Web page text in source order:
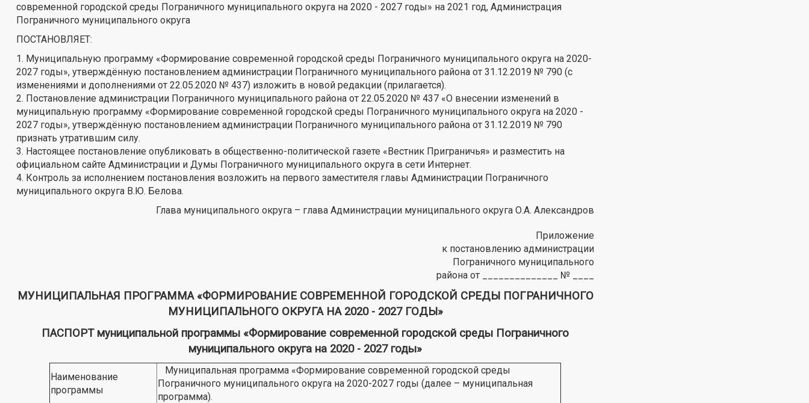
современной городской среды Пограничного муниципального округа на 2020 - 2027 годы» на 2021 год, Администрация
Пограничного муниципального округа
ПОСТАНОВЛЯЕТ:
1. Муниципальную программу «Формирование современной городской среды Пограничного муниципального округа на 2020-
2027 годы», утверждённую постановлением администрации Пограничного муниципального района от 31.12.2019 № 790 (с
изменениями и дополнениями от 22.05.2020 № 437) изложить в новой редакции (прилагается).
2. Постановление администрации Пограничного муниципального района от 22.05.2020 № 437 «О внесении изменений в
муниципальную программу «Формирование современной городской среды Пограничного муниципального округа на 2020 -
2027 годы», утверждённую постановлением администрации Пограничного муниципального района от 31.12.2019 № 790
признать утратившим силу.
3. Настоящее постановление опубликовать в общественно-политической газете «Вестник Приграничья» и разместить на
официальном сайте Администрации и Думы Пограничного муниципального округа в сети Интернет.
4. Контроль за исполнением постановления возложить на первого заместителя главы Администрации Пограничного
муниципального округа В.Ю. Белова.
Глава муниципального округа – глава Администрации муниципального округа О.А. Александров
Приложение
к постановлению администрации
Пограничного муниципального
района от ______________ № ____
МУНИЦИПАЛЬНАЯ ПРОГРАММА «ФОРМИРОВАНИЕ СОВРЕМЕННОЙ ГОРОДСКОЙ СРЕДЫ ПОГРАНИЧНОГО
МУНИЦИПАЛЬНОГО ОКРУГА НА 2020 - 2027 ГОДЫ»
ПАСПОРТ муниципальной программы «Формирование современной городской среды Пограничного
муниципального округа на 2020 - 2027 годы»
Наименование
программы
Муниципальная программа «Формирование современной городской среды
Пограничного муниципального округа на 2020-2027 годы (далее – муниципальная
программа).